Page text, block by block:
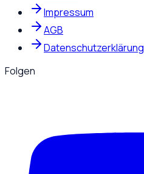
Impressum
AGB
Datenschutzerklärung
Folgen